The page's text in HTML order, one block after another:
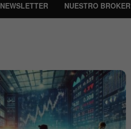
NEWSLETTER NUESTRO BROKER